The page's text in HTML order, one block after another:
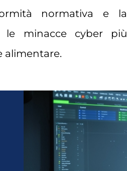
normativa e la
le minacce cyber più
alimentare.